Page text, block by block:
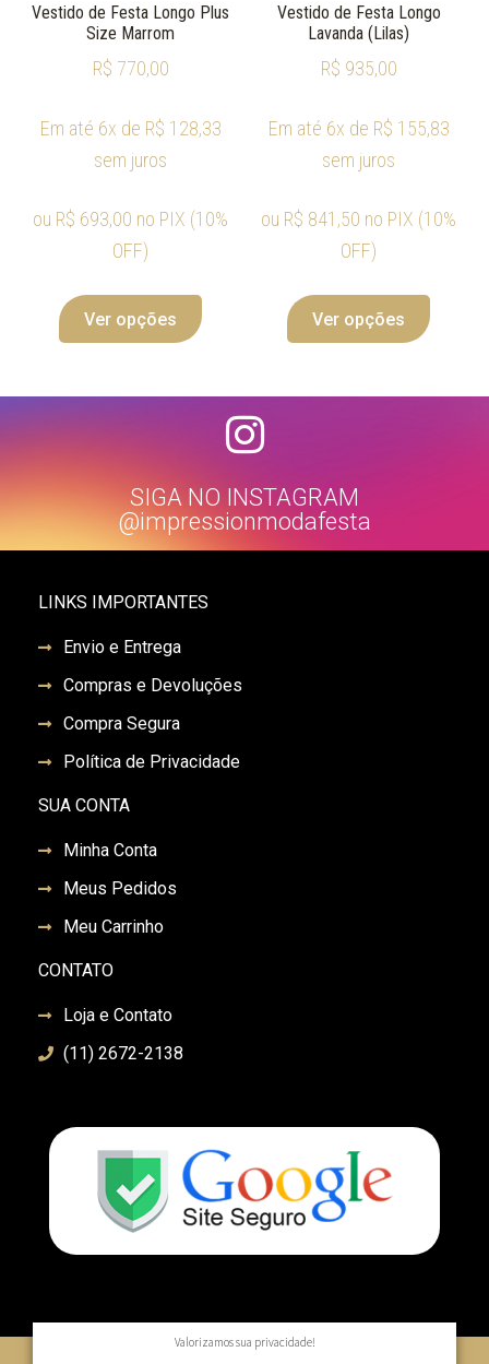
Vestido de Festa Longo Plus
Size Marrom
R$ 770,00
Em até 6x de R$ 128,33
sem juros
ou R$ 693,00 no PIX (10%
OFF)
Ver opções
Vestido de Festa Longo
Lavanda (Lilas)
R$ 935,00
Em até 6x de R$ 155,83
sem juros
ou R$ 841,50 no PIX (10%
OFF)
Ver opções
SIGA NO INSTAGRAM
@impressionmodafesta
LINKS IMPORTANTES
Envio e Entrega
Compras e Devoluções
Compra Segura
Política de Privacidade
SUA CONTA
Minha Conta
Meus Pedidos
Meu Carrinho
CONTATO
Loja e Contato
(11) 2672-2138
Valorizamos sua privacidade!